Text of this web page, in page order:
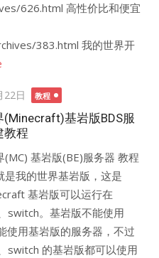
626.html 高性价比和便宜
383.html 我的世界开
22日 教程
(Minecraft)基岩版BDS服
教程
基岩版(BE)服务器 教程
我的世界基岩版，这是
基岩版可以运行在
switch。基岩版不能使用
使用基岩版的服务器，不过
switch 的基岩版都可以使用